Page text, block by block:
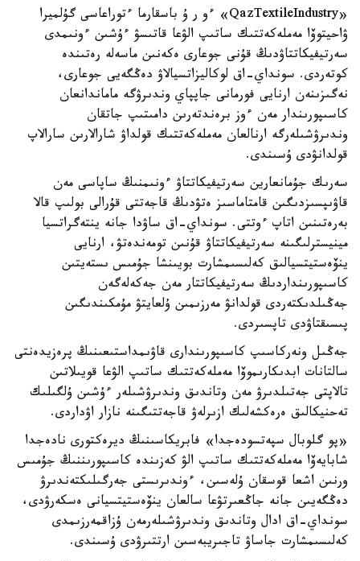
«QazTextileIndustry» ءو ر ۇ باسقارما ءتوراعاسى گۇلميرا
ۋاحيتوۆا مەملەكەتتىك ساتىپ الۋعا قاتىسۋ ءۇشىن ءونىمدى
سەرتيفيكاتتاۋدىڭ قۇنى جوعارى ەكەنىن ماسەلە رەتىندە
كوتەردى. سونداي-اق لوكاليزاتسيالاۋ دەڭگەيى جوعارى،
نەگىزىنەن ارنايى فورمانى جاپپاي وندىرۋگە ماماندانعان
كاسىپورىندار مەن ءوز برەندتەرىن دامىتىپ جاتقان
وندىرۋشىلەرگە ارنالعان مەملەكەتتىك قولداۋ شارالارىن سارالاپ
قولدانۋدى ۇسىندى.
سەرىك جۇمانعارين سەرتيفيكاتتاۋ ءونىمنىڭ ساپاسى مەن
قاۋىپسىزدىگىن قامتاماسىز ەتۋدىڭ قاجەتتى قۇرالى بولىپ قالا
بەرەتىنىن اتاپ ءوتتى. سونداي-اق ساۋدا جانە ينتەگراتسيا
مينيسترلىگىنە سەرتيفيكاتتاۋ قۇنىن تومەندەتۋ، ارنايى
ينۆەستيتسيالىق كەلىسىمشارت بويىنشا جۇمىس ىستەيتىن
كاسىپورىنداردىڭ سەرتيفيكاتتار مەن جەكەلەگەن
جەڭىلدىكتەردى قولدانۋ مەرزىمىن ۇلعايتۋ مۇمكىندىگىن
پىسىقتاۋدى تاپسىردى.
جەڭىل ونەركاسىپ كاسىپورىندارى قاۋىمداستىعىنىڭ پرەزيدەنتى
سالتانات ابدىكارىموۆا مەملەكەتتىك ساتىپ الۋعا قويىلاتىن
تالاپتى جەتىلدىرۋ مەن وتاندىق وندىرۋشىلەر ءۇشىن ۇلگىلىك
تەحنيكالىق ەرەكشەلىك ازىرلەۋ قاجەتتىگىنە نازار اۋداردى.
«پو گلوبال سپەتسودەجدا» فابريكاسىنىڭ ديرەكتورى نادەجدا
شابايەۆا مەملەكەتتىك ساتىپ الۋ كەزىندە كاسىپورىننىڭ جۇمىس
ورنىن اشعا قوسقان ۇلەسىن، ءوندىرىستى جەرگىلىكتەندىرۋ
دەڭگەيىن جانە جاڭعىرتۋعا سالعان ينۆەستيتسيانى ەسكەرۋدى،
سونداي-اق ادال وتاندىق وندىرۋشىلەرمەن ۇزاقمەرزىمدى
كەلىسىمشارت جاساۋ تاجىريبەسىن ارتتىرۋدى ۇسىندى.